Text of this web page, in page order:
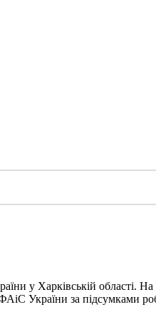
у Харківській області.
України за підсумками